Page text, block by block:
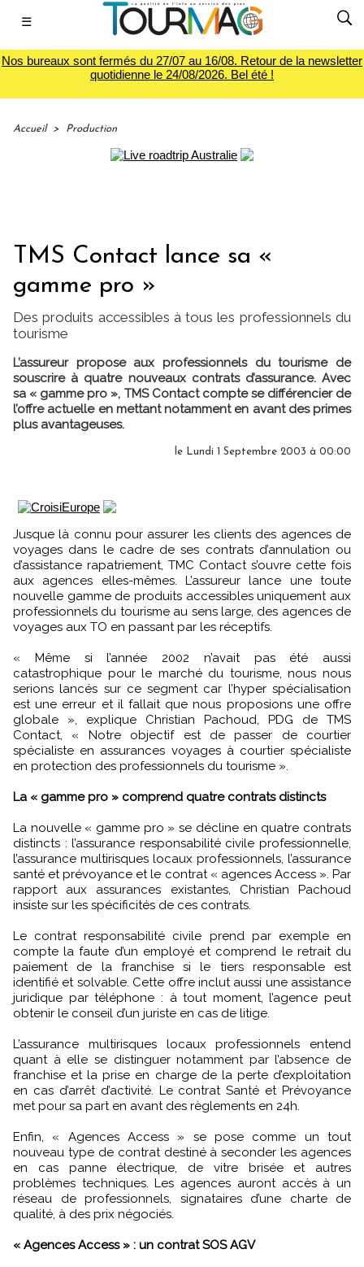
☰
Nos bureaux sont fermés du 27/07 au 16/08. Retour de la newsletter
quotidienne le 24/08/2026. Bel été !
Accueil > Production
TMS Contact lance sa «
gamme pro »
Des produits accessibles à tous les professionnels du
tourisme
L’assureur propose aux professionnels du tourisme de
souscrire à quatre nouveaux contrats d’assurance. Avec
sa « gamme pro », TMS Contact compte se différencier de
l’offre actuelle en mettant notamment en avant des primes
plus avantageuses.
le Lundi 1 Septembre 2003 à 00:00
Jusque là connu pour assurer les clients des agences de
voyages dans le cadre de ses contrats d’annulation ou
d’assistance rapatriement, TMC Contact s’ouvre cette fois
aux agences elles-mêmes. L’assureur lance une toute
nouvelle gamme de produits accessibles uniquement aux
professionnels du tourisme au sens large, des agences de
voyages aux TO en passant par les réceptifs.
« Même si l’année 2002 n’avait pas été aussi
catastrophique pour le marché du tourisme, nous nous
serions lancés sur ce segment car l’hyper spécialisation
est une erreur et il fallait que nous proposions une offre
globale », explique Christian Pachoud, PDG de TMS
Contact, « Notre objectif est de passer de courtier
spécialiste en assurances voyages à courtier spécialiste
en protection des professionnels du tourisme ».
La « gamme pro » comprend quatre contrats distincts
La nouvelle « gamme pro » se décline en quatre contrats
distincts : l’assurance responsabilité civile professionnelle,
l’assurance multirisques locaux professionnels, l’assurance
santé et prévoyance et le contrat « agences Access ». Par
rapport aux assurances existantes, Christian Pachoud
insiste sur les spécificités de ces contrats.
Le contrat responsabilité civile prend par exemple en
compte la faute d’un employé et comprend le retrait du
paiement de la franchise si le tiers responsable est
identifié et solvable. Cette offre inclut aussi une assistance
juridique par téléphone : à tout moment, l’agence peut
obtenir le conseil d’un juriste en cas de litige.
L’assurance multirisques locaux professionnels entend
quant à elle se distinguer notamment par l’absence de
franchise et la prise en charge de la perte d’exploitation
en cas d’arrêt d’activité. Le contrat Santé et Prévoyance
met pour sa part en avant des règlements en 24h.
Enfin, « Agences Access » se pose comme un tout
nouveau type de contrat destiné à seconder les agences
en cas panne électrique, de vitre brisée et autres
problèmes techniques. Les agences auront accès à un
réseau de professionnels, signataires d’une charte de
qualité, à des prix négociés.
« Agences Access » : un contrat SOS AGV